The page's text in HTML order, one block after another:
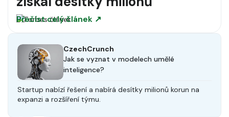
Přečíst celý článek ↗
CzechCrunch
Jak se vyznat v modelech umělé
inteligence?
Startup nabízí řešení a nabírá desítky milionů korun na
expanzi a rozšíření týmu.